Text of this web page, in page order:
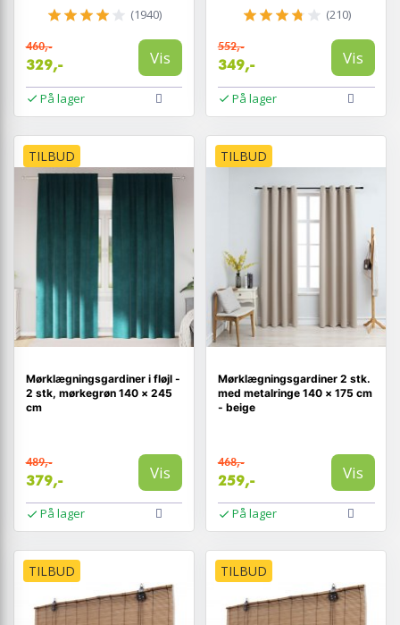
(1940)
460,-
329,- Vis
På lager
(210)
552,-
349,- Vis
På lager
TILBUD
Mørklægningsgardiner i fløjl -
2 stk, mørkegrøn 140 × 245
cm
489,-
379,- Vis
På lager
TILBUD
Mørklægningsgardiner 2 stk.
med metalringe 140 × 175 cm
- beige
468,-
259,- Vis
På lager
TILBUD TILBUD